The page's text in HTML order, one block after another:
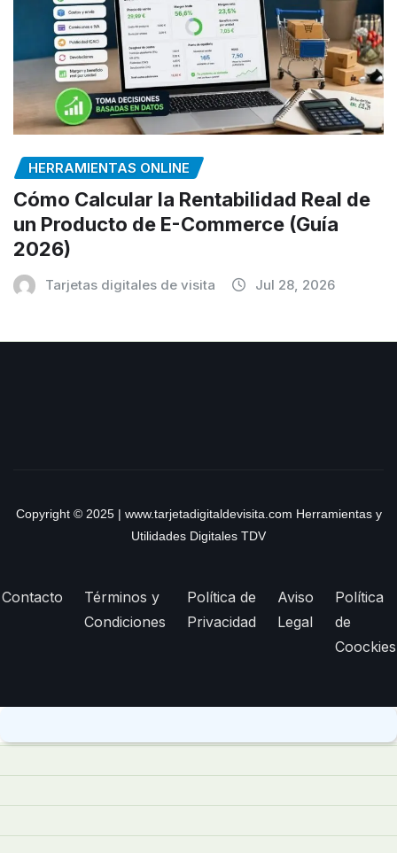
HERRAMIENTAS ONLINE
Cómo Calcular la Rentabilidad Real de
un Producto de E-Commerce (Guía
2026)
Tarjetas digitales de visita Jul 28, 2026
Copyright © 2025 | www.tarjetadigitaldevisita.com Herramientas y
Utilidades Digitales TDV
Contacto
Términos y
Condiciones
Política de
Privacidad
Aviso
Legal
Política
de
Coockies